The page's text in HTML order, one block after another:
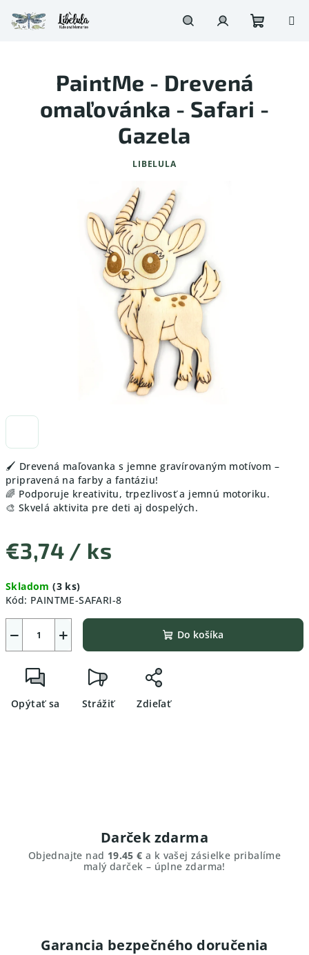
na
obsah
🖌️ Drevená maľovanka s jemne gravírovaným motívom –
pripravená na farby a fantáziu!
🌈 Podporuje kreativitu, trpezlivosť a jemnú motoriku.
🎨 Skvelá aktivita pre deti aj dospelých.
€3,74 / ks
cena:
Skladom(3 ks)
Kód: PAINTME-SAFARI-8
+
− Do košíka
Opýtať sa Strážiť Zdieľať
PaintMe - Drevená
omaľovánka - Safari -
Gazela
LIBELULA
Darček zdarma
Objednajte nad 19.45 € a k vašej zásielke pribalíme
malý darček – úplne zdarma!
Garancia bezpečného doručenia